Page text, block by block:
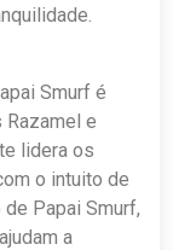
Smurf é
e
lidera os
o intuito de
Papai Smurf,
a